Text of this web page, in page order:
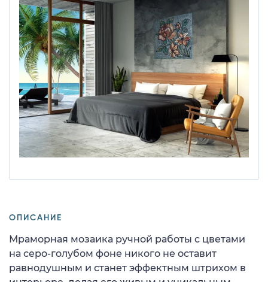
ОПИСАНИЕ
Мраморная мозаика ручной работы с цветами
на серо-голубом фоне никого не оставит
равнодушным и станет эффектным штрихом в